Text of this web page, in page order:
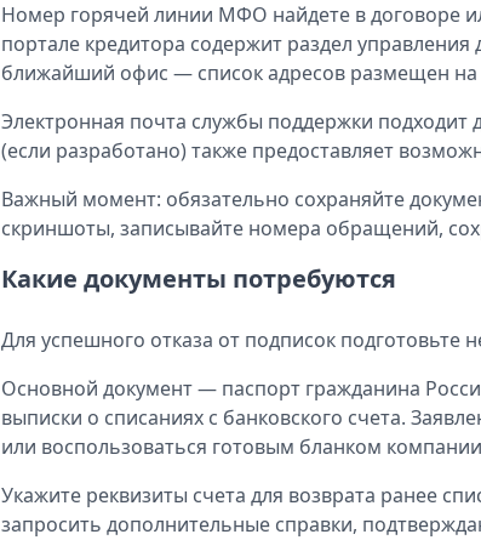
Номер горячей линии МФО найдете в договоре
портале кредитора содержит раздел
ближайший офис — список адресов размещен на
Электронная почта службы поддержки
(если разработано) также предоставляет
Важный момент: обязательно сохраняйте
скриншоты, записывайте номера обращений,
Какие документы потребуются
Для успешного отказа от подписок подготовьте
Основной документ — паспорт гражданина
выписки о списаниях с банковского счета.
или воспользоваться готовым бланком
Укажите реквизиты счета для возврата ранее
запросить дополнительные справки,